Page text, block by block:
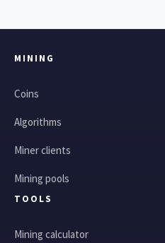
MINING
Coins
Algorithms
Miner clients
Mining pools
TOOLS
Mining calculator